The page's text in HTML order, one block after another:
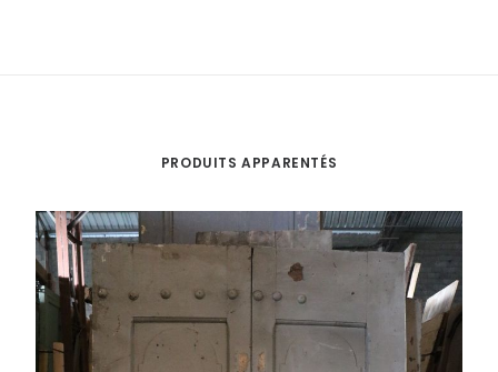
PRODUITS APPARENTÉS